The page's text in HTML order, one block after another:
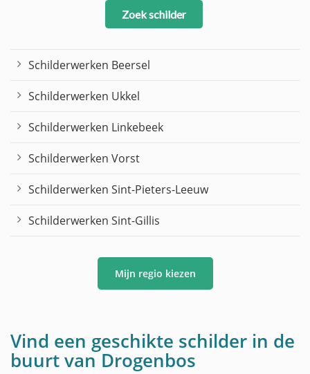
Zoek schilder
Schilderwerken Beersel
Schilderwerken Ukkel
Schilderwerken Linkebeek
Schilderwerken Vorst
Schilderwerken Sint-Pieters-Leeuw
Schilderwerken Sint-Gillis
Mijn regio kiezen
Vind een geschikte schilder in de
buurt van Drogenbos